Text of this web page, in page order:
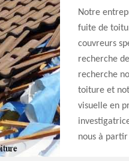
Notre
fuite de
couvreurs
recherche
recherche
toiture et
visuelle en
nous à